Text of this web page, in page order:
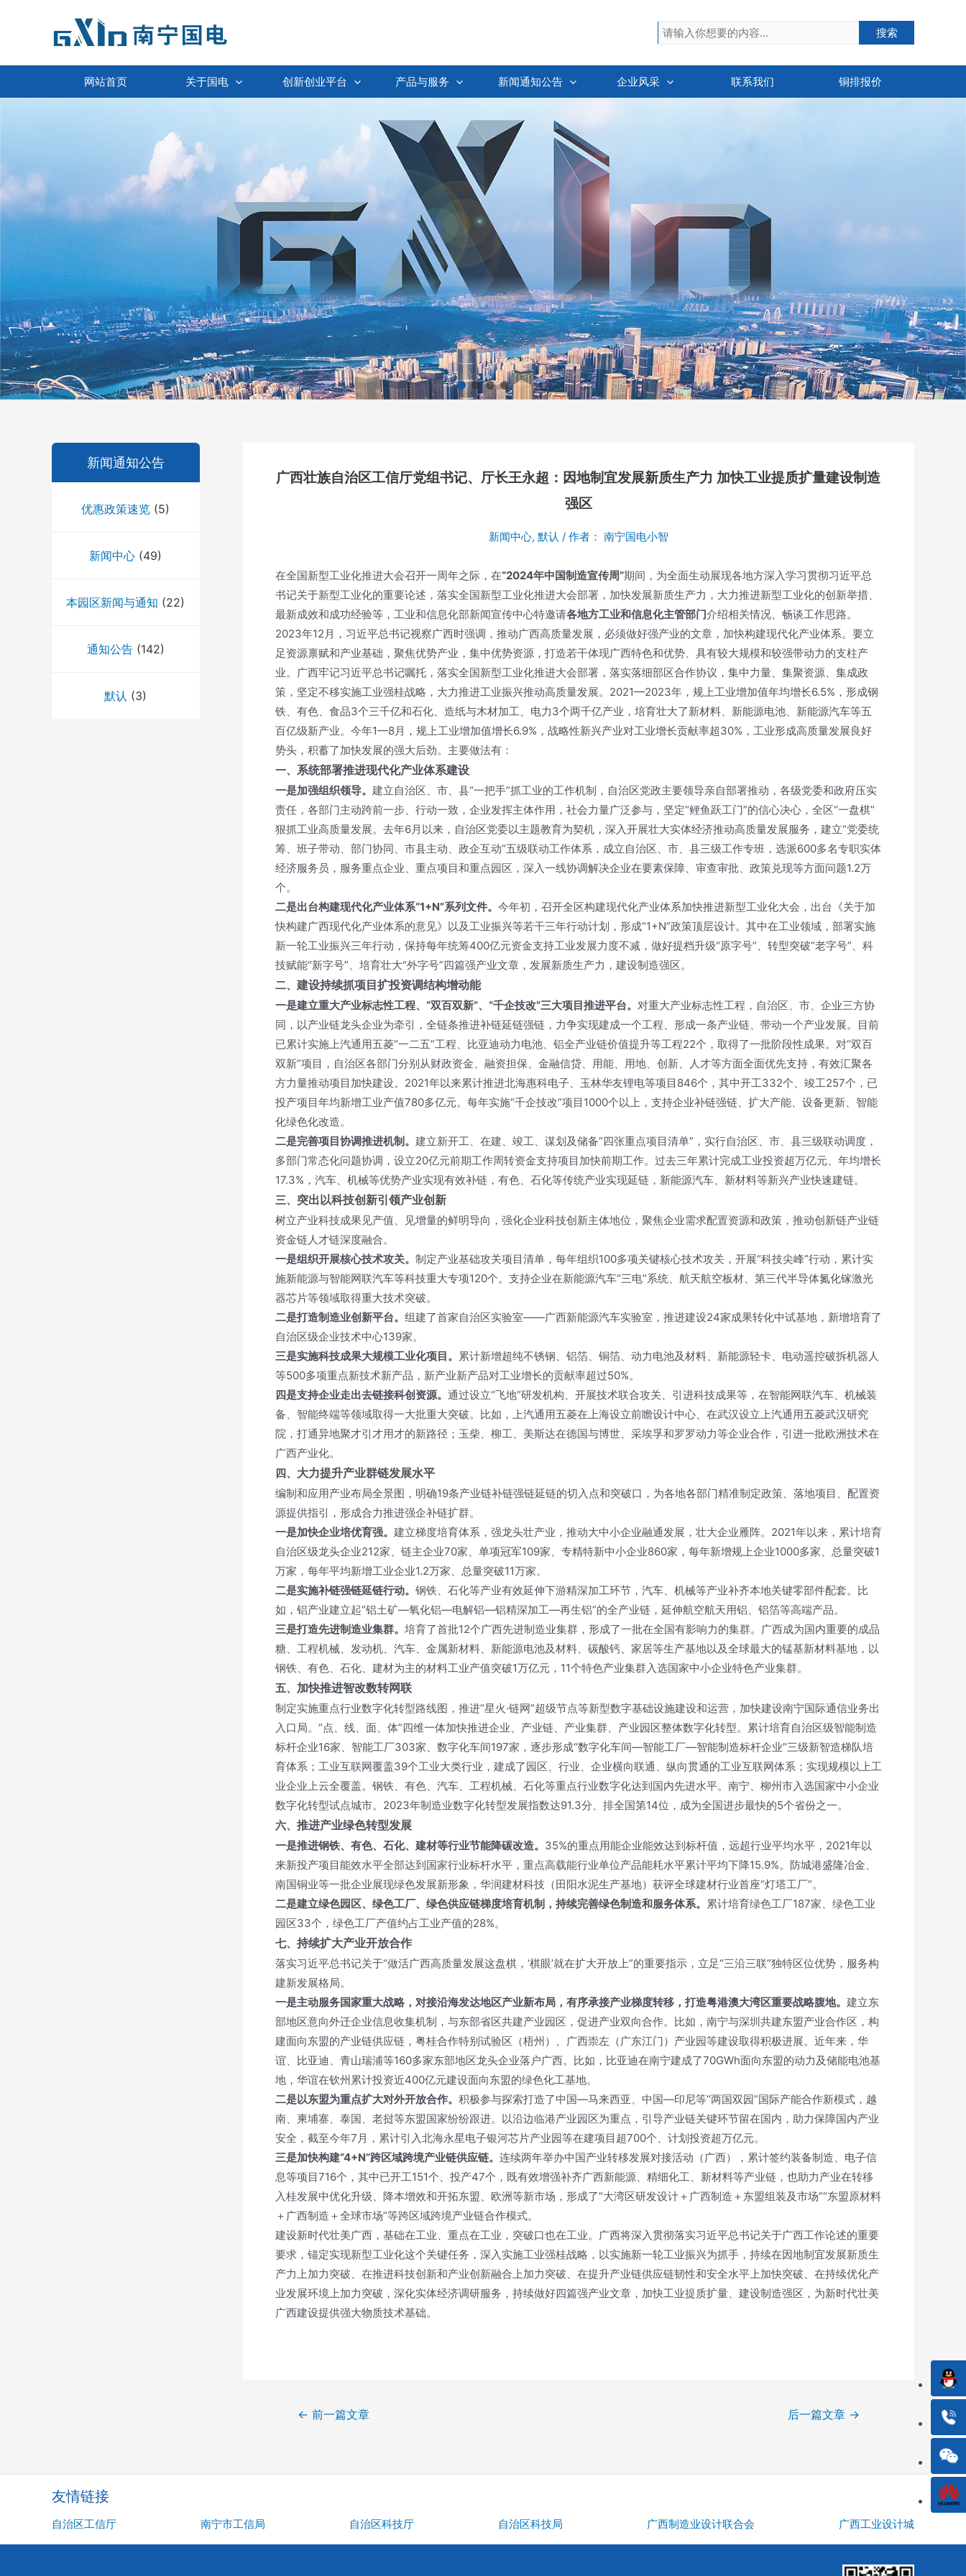
容
搜索 搜索
网站首页 关于国电 创新创业平台 产品与服务 新闻通知公告 企业风采 联系我们 铜排报价
新闻通知公告
优惠政策速览 (5)
新闻中心 (49)
本园区新闻与通知 (22)
通知公告(142)
默认 (3)
广西壮族自治区工信厅党组书记、厅长王永超：因地制宜发展新质生产力 加快工业提质扩量建设制造
强区
新闻中心, 默认 / 作者： 南宁国电小智
在全国新型工业化推进大会召开一周年之际，在“2024年中国制造宣传周”期间，为全面生动展现各地方深入学习贯彻习近平总
书记关于新型工业化的重要论述，落实全国新型工业化推进大会部署，加快发展新质生产力，大力推进新型工业化的创新举措、
最新成效和成功经验等，工业和信息化部新闻宣传中心特邀请各地方工业和信息化主管部门介绍相关情况、畅谈工作思路。
2023年12月，习近平总书记视察广西时强调，推动广西高质量发展，必须做好强产业的文章，加快构建现代化产业体系。要立
足资源禀赋和产业基础，聚焦优势产业，集中优势资源，打造若干体现广西特色和优势、具有较大规模和较强带动力的支柱产
业。广西牢记习近平总书记嘱托，落实全国新型工业化推进大会部署，落实落细部区合作协议，集中力量、集聚资源、集成政
策，坚定不移实施工业强桂战略，大力推进工业振兴推动高质量发展。2021—2023年，规上工业增加值年均增长6.5%，形成钢
铁、有色、食品3个三千亿和石化、造纸与木材加工、电力3个两千亿产业，培育壮大了新材料、新能源电池、新能源汽车等五
百亿级新产业。今年1—8月，规上工业增加值增长6.9%，战略性新兴产业对工业增长贡献率超30%，工业形成高质量发展良好
势头，积蓄了加快发展的强大后劲。主要做法有：
一、 系统部署推进现代化产业体系建设
一是加强组织领导。 建立自治区、市、县“一把手”抓工业的工作机制，自治区党政主要领导亲自部署推动，各级党委和政府压实
责任，各部门主动跨前一步、行动一致，企业发挥主体作用，社会力量广泛参与，坚定“鲤鱼跃工门”的信心决心，全区“一盘棋”
狠抓工业高质量发展。去年6月以来，自治区党委以主题教育为契机，深入开展壮大实体经济推动高质量发展服务，建立“党委统
筹、班子带动、部门协同、市县主动、政企互动”五级联动工作体系，成立自治区、市、县三级工作专班，选派600多名专职实体
经济服务员，服务重点企业、重点项目和重点园区，深入一线协调解决企业在要素保障、审查审批、政策兑现等方面问题1.2万
个。
二是出台构建现代化产业体系“1+N”系列文件。 今年初，召开全区构建现代化产业体系加快推进新型工业化大会，出台《关于加
快构建广西现代化产业体系的意见》以及工业振兴等若干三年行动计划，形成“1+N”政策顶层设计。其中在工业领域，部署实施
新一轮工业振兴三年行动，保持每年统筹400亿元资金支持工业发展力度不减，做好提档升级“原字号”、转型突破“老字号”、科
技赋能“新字号”、培育壮大“外字号”四篇强产业文章，发展新质生产力，建设制造强区。
二、 建设持续抓项目扩投资调结构增动能
一是建立重大产业标志性工程、“双百双新”、“千企技改”三大项目推进平台。 对重大产业标志性工程，自治区、市、企业三方协
同，以产业链龙头企业为牵引，全链条推进补链延链强链，力争实现建成一个工程、形成一条产业链、带动一个产业发展。目前
已累计实施上汽通用五菱“一二五”工程、比亚迪动力电池、铝全产业链价值提升等工程22个，取得了一批阶段性成果。对“双百
双新”项目，自治区各部门分别从财政资金、融资担保、金融信贷、用能、用地、创新、人才等方面全面优先支持，有效汇聚各
方力量推动项目加快建设。2021年以来累计推进北海惠科电子、玉林华友锂电等项目846个，其中开工332个、竣工257个，已
投产项目年均新增工业产值780多亿元。每年实施“千企技改”项目1000个以上，支持企业补链强链、扩大产能、设备更新、智能
化绿色化改造。
二是完善项目协调推进机制。 建立新开工、在建、竣工、谋划及储备“四张重点项目清单”，实行自治区、市、县三级联动调度，
多部门常态化问题协调，设立20亿元前期工作周转资金支持项目加快前期工作。过去三年累计完成工业投资超万亿元、年均增长
17.3%，汽车、机械等优势产业实现有效补链，有色、石化等传统产业实现延链，新能源汽车、新材料等新兴产业快速建链。
三、 突出以科技创新引领产业创新
树立产业科技成果见产值、见增量的鲜明导向，强化企业科技创新主体地位，聚焦企业需求配置资源和政策，推动创新链产业链
资金链人才链深度融合。
一是组织开展核心技术攻关。 制定产业基础攻关项目清单，每年组织100多项关键核心技术攻关，开展“科技尖峰”行动，累计实
施新能源与智能网联汽车等科技重大专项120个。支持企业在新能源汽车“三电”系统、航天航空板材、第三代半导体氮化镓激光
器芯片等领域取得重大技术突破。
二是打造制造业创新平台。 组建了首家自治区实验室——广西新能源汽车实验室，推进建设24家成果转化中试基地，新增培育了
自治区级企业技术中心139家。
三是实施科技成果大规模工业化项目。 累计新增超纯不锈钢、铝箔、铜箔、动力电池及材料、新能源轻卡、电动遥控破拆机器人
等500多项重点新技术新产品，新产业新产品对工业增长的贡献率超过50%。
四是支持企业走出去链接科创资源。 通过设立“飞地”研发机构、开展技术联合攻关、引进科技成果等，在智能网联汽车、机械装
备、智能终端等领域取得一大批重大突破。比如，上汽通用五菱在上海设立前瞻设计中心、在武汉设立上汽通用五菱武汉研究
院，打通异地聚才引才用才的新路径；玉柴、柳工、美斯达在德国与博世、采埃孚和罗罗动力等企业合作，引进一批欧洲技术在
广西产业化。
四、 大力提升产业群链发展水平
编制和应用产业布局全景图，明确19条产业链补链强链延链的切入点和突破口，为各地各部门精准制定政策、落地项目、配置资
源提供指引，形成合力推进强企补链扩群。
一是加快企业培优育强。 建立梯度培育体系，强龙头壮产业，推动大中小企业融通发展，壮大企业雁阵。2021年以来，累计培育
自治区级龙头企业212家、链主企业70家、单项冠军109家、专精特新中小企业860家，每年新增规上企业1000多家、总量突破1
万家，每年平均新增工业企业1.2万家、总量突破11万家。
二是实施补链强链延链行动。 钢铁、石化等产业有效延伸下游精深加工环节，汽车、机械等产业补齐本地关键零部件配套。比
如，铝产业建立起“铝土矿—氧化铝—电解铝—铝精深加工—再生铝”的全产业链，延伸航空航天用铝、铝箔等高端产品。
三是打造先进制造业集群。 培育了首批12个广西先进制造业集群，形成了一批在全国有影响力的集群。广西成为国内重要的成品
糖、工程机械、发动机、汽车、金属新材料、新能源电池及材料、碳酸钙、家居等生产基地以及全球最大的锰基新材料基地，以
钢铁、有色、石化、建材为主的材料工业产值突破1万亿元，11个特色产业集群入选国家中小企业特色产业集群。
五、 加快推进智改数转网联
制定实施重点行业数字化转型路线图，推进“星火·链网”超级节点等新型数字基础设施建设和运营，加快建设南宁国际通信业务出
入口局。“点、线、面、体”四维一体加快推进企业、产业链、产业集群、产业园区整体数字化转型。累计培育自治区级智能制造
标杆企业16家、智能工厂303家、数字化车间197家，逐步形成“数字化车间—智能工厂—智能制造标杆企业”三级新智造梯队培
育体系；工业互联网覆盖39个工业大类行业，建成了园区、行业、企业横向联通、纵向贯通的工业互联网体系；实现规模以上工
业企业上云全覆盖。钢铁、有色、汽车、工程机械、石化等重点行业数字化达到国内先进水平。南宁、柳州市入选国家中小企业
数字化转型试点城市。2023年制造业数字化转型发展指数达91.3分、排全国第14位，成为全国进步最快的5个省份之一。
六、 推进产业绿色转型发展
一是推进钢铁、有色、石化、建材等行业节能降碳改造。 35%的重点用能企业能效达到标杆值，远超行业平均水平，2021年以
来新投产项目能效水平全部达到国家行业标杆水平，重点高载能行业单位产品能耗水平累计平均下降15.9%。防城港盛隆冶金、
南国铜业等一批企业展现绿色发展新形象，华润建材科技（田阳水泥生产基地）获评全球建材行业首座“灯塔工厂”。
二是建立绿色园区、绿色工厂、绿色供应链梯度培育机制，持续完善绿色制造和服务体系。 累计培育绿色工厂187家、绿色工业
园区33个，绿色工厂产值约占工业产值的28%。
七、 持续扩大产业开放合作
落实习近平总书记关于“做活广西高质量发展这盘棋，‘棋眼’就在扩大开放上”的重要指示，立足“三沿三联”独特区位优势，服务构
建新发展格局。
一是主动服务国家重大战略，对接沿海发达地区产业新布局，有序承接产业梯度转移，打造粤港澳大湾区重要战略腹地。 建立东
部地区意向外迁企业信息收集机制，与东部省区共建产业园区，促进产业双向合作。比如，南宁与深圳共建东盟产业合作区，构
建面向东盟的产业链供应链，粤桂合作特别试验区（梧州）、广西崇左（广东江门）产业园等建设取得积极进展。近年来，华
谊、比亚迪、青山瑞浦等160多家东部地区龙头企业落户广西。比如，比亚迪在南宁建成了70GWh面向东盟的动力及储能电池基
地，华谊在钦州累计投资近400亿元建设面向东盟的绿色化工基地。
二是以东盟为重点扩大对外开放合作。 积极参与探索打造了中国—马来西亚、中国—印尼等“两国双园”国际产能合作新模式，越
南、柬埔寨、泰国、老挝等东盟国家纷纷跟进。以沿边临港产业园区为重点，引导产业链关键环节留在国内，助力保障国内产业
安全，截至今年7月，累计引入北海永星电子银河芯片产业园等在建项目超700个、计划投资超万亿元。
三是加快构建“4+N”跨区域跨境产业链供应链。 连续两年举办中国产业转移发展对接活动（广西），累计签约装备制造、电子信
息等项目716个，其中已开工151个、投产47个，既有效增强补齐广西新能源、精细化工、新材料等产业链，也助力产业在转移
入桂发展中优化升级、降本增效和开拓东盟、欧洲等新市场，形成了“大湾区研发设计＋广西制造＋东盟组装及市场”“东盟原材料
＋广西制造＋全球市场”等跨区域跨境产业链合作模式。
建设新时代壮美广西，基础在工业、重点在工业，突破口也在工业。广西将深入贯彻落实习近平总书记关于广西工作论述的重要
要求，锚定实现新型工业化这个关键任务，深入实施工业强桂战略，以实施新一轮工业振兴为抓手，持续在因地制宜发展新质生
产力上加力突破、在推进科技创新和产业创新融合上加力突破、在提升产业链供应链韧性和安全水平上加快突破、在持续优化产
业发展环境上加力突破，深化实体经济调研服务，持续做好四篇强产业文章，加快工业提质扩量、建设制造强区，为新时代壮美
广西建设提供强大物质技术基础。
← 前一篇文章 后一篇文章 →
友情链接
自治区工信厅 南宁市工信局 自治区科技厅 自治区科技局 广西制造业设计联合会 广西工业设计城